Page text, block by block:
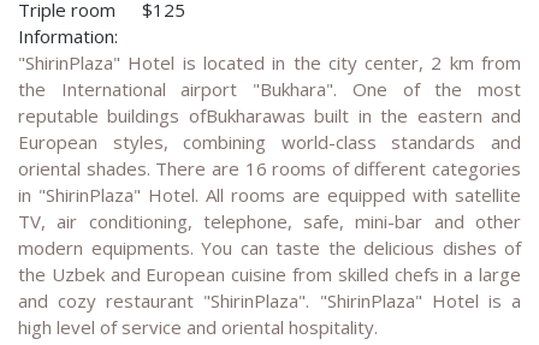
Triple room
$125
Information:
"ShirinPlaza" Hotel is located in the city center, 2 km from
the International airport "Bukhara". One of the most
reputable buildings ofBukharawas built in the eastern and
European styles, combining world-class standards and
oriental shades. There are 16 rooms of different categories
in "ShirinPlaza" Hotel. All rooms are equipped with satellite
TV, air conditioning, telephone, safe, mini-bar and other
modern equipments. You can taste the delicious dishes of
the Uzbek and European cuisine from skilled chefs in a large
and cozy restaurant "ShirinPlaza". "ShirinPlaza" Hotel is a
high level of service and oriental hospitality.